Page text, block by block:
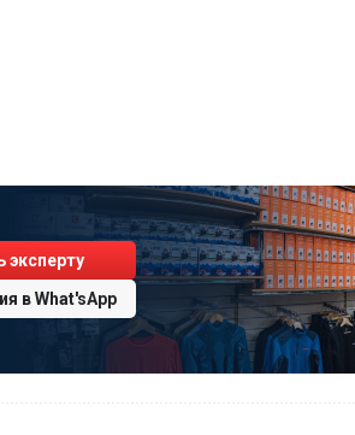
эксперту
вWhat'sApp